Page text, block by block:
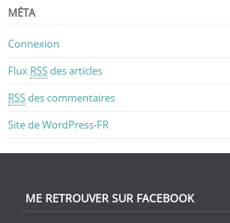
MÉTA
Connexion
Flux RSSdes articles
RSSdes commentaires
Site de WordPress-FR
ME RETROUVER SUR FACEBOOK